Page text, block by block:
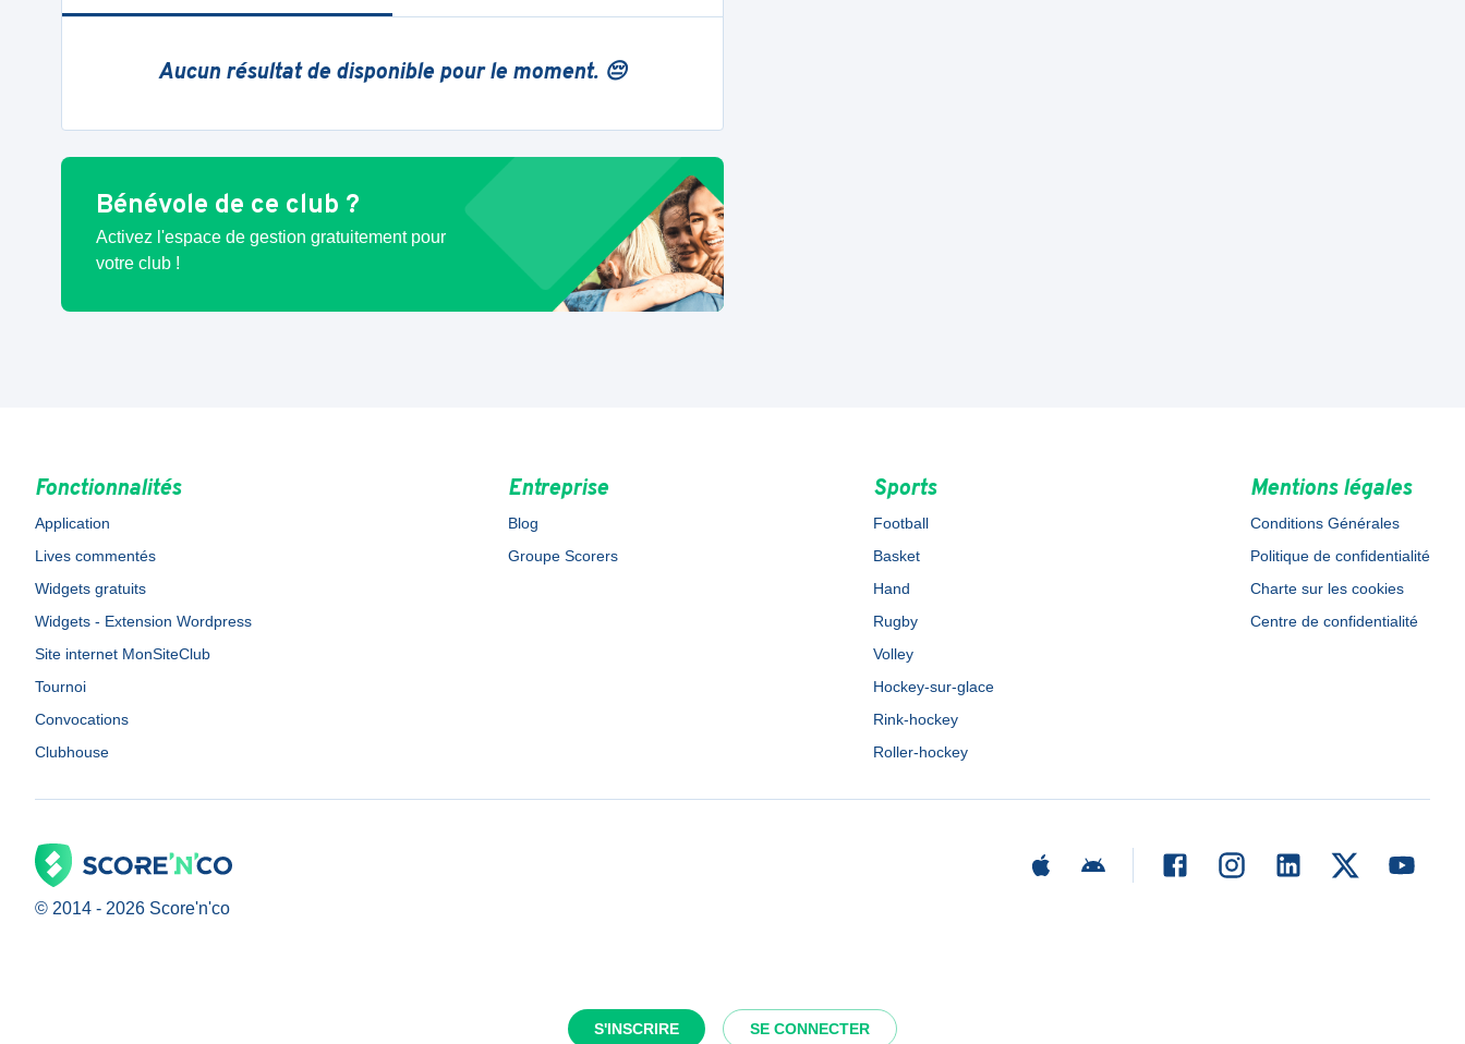
S'INSCRIRE SE CONNECTER
Aucun résultat de disponible pour le moment. 😔
Bénévole de ce club ?
Activez l'espace de gestion gratuitement pour
votre club !
Fonctionnalités
Application
Lives commentés
Widgets gratuits
Widgets - Extension Wordpress
Site internet MonSiteClub
Tournoi
Convocations
Clubhouse
Entreprise
Blog
Groupe Scorers
Sports
Football
Basket
Hand
Rugby
Volley
Hockey-sur-glace
Rink-hockey
Roller-hockey
Mentions légales
Conditions Générales
Politique de confidentialité
Charte sur les cookies
Centre de confidentialité
© 2014 - 2026 Score'n'co